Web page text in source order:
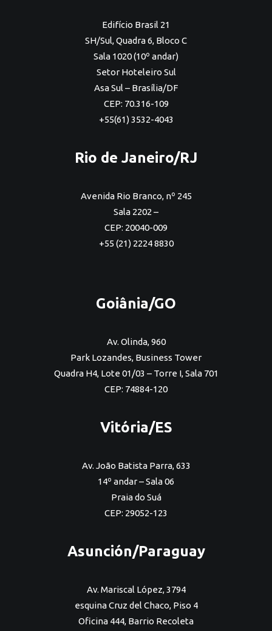
Edifício Brasil 21
SH/Sul, Quadra 6, Bloco C
Sala 1020 (10º andar)
Setor Hoteleiro Sul
Asa Sul – Brasília/DF
CEP: 70.316-109
+55(61) 3532-4043
Rio de Janeiro/RJ
Avenida Rio Branco, nº 245
Sala 2202 –
CEP: 20040-009
+55 (21) 2224 8830
Goiânia/GO
Av. Olinda, 960
Park Lozandes, Business Tower
Quadra H4, Lote 01/03 – Torre I, Sala 701
CEP: 74884-120
Vitória/ES
Av. João Batista Parra, 633
14º andar – Sala 06
Praia do Suá
CEP: 29052-123
Asunción/Paraguay
Av. Mariscal López, 3794
esquina Cruz del Chaco, Piso 4
Oficina 444, Barrio Recoleta